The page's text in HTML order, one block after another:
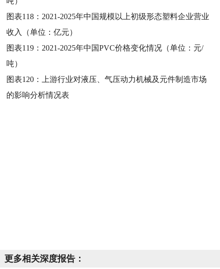
图表118： 2021-2025年中国规模以上初级形态塑料企业营业
收入（单位：亿元）
图表119： 2021-2025年中国PVC价格变化情况（单位：元/
吨）
图表120：
上游行业对液压、气压动力机械及元件制造市场
的影响分析情况表
更多相关深度报告：